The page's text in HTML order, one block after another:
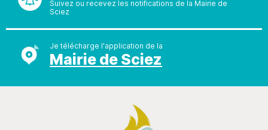
Suivez ou recevez les notifications de la Mairie de
Sciez
Je télécharge l'application de la
Mairie de Sciez